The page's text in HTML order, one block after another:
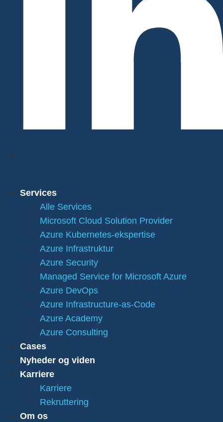
Services
Alle Services
Microsoft Cloud Solution Provider
Azure Kubernetes-ekspertise
Azure Infrastruktur
Azure Security
Managed Service for Microsoft Azure
Azure DevOps
Azure Infrastructure-as-Code
Azure Academy
Azure Consulting
Cases
Nyheder og viden
Karriere
Karriere
Rekruttering
Om os